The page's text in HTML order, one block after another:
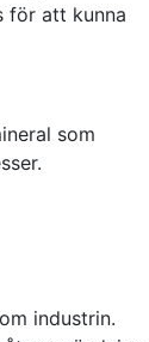
för att kunna
som
industrin.